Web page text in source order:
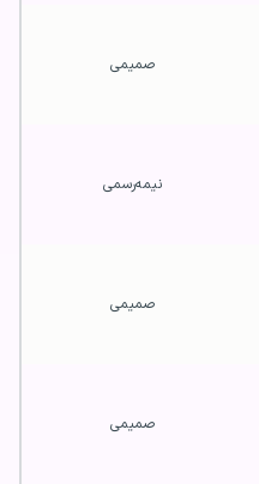
صمیمی
نیمه‌رسمی
صمیمی
صمیمی